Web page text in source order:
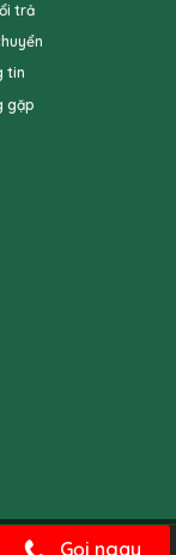
Gọi ngay
trả
tin
gặp